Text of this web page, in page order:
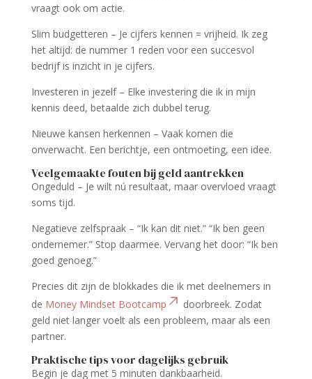
vraagt ook om actie.
Slim budgetteren – Je cijfers kennen = vrijheid. Ik zeg
het altijd: de nummer 1 reden voor een succesvol
bedrijf is inzicht in je cijfers.
Investeren in jezelf – Elke investering die ik in mijn
kennis deed, betaalde zich dubbel terug.
Nieuwe kansen herkennen – Vaak komen die
onverwacht. Een berichtje, een ontmoeting, een idee.
Veelgemaakte fouten bij geld aantrekken
Ongeduld – Je wilt nú resultaat, maar overvloed vraagt
soms tijd.
Negatieve zelfspraak – “Ik kan dit niet.” “Ik ben geen
ondernemer.” Stop daarmee. Vervang het door: “Ik ben
goed genoeg.”
Precies dit zijn de blokkades die ik met deelnemers in
de Money Mindset Bootcamp
doorbreek. Zodat
geld niet langer voelt als een probleem, maar als een
partner.
Praktische tips voor dagelijks gebruik
Begin je dag met 5 minuten dankbaarheid.